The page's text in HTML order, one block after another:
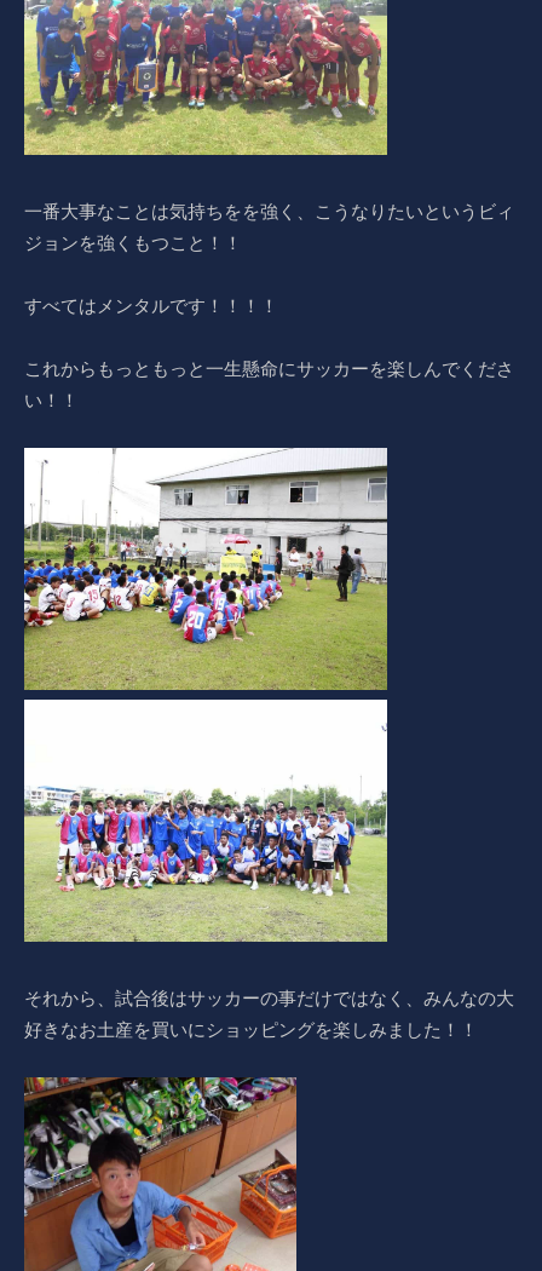
一番大事なことは気持ちをを強く、こうなりたいというビィ
ジョンを強くもつこと！！
すべてはメンタルです！！！！
これからもっともっと一生懸命にサッカーを楽しんでくださ
い！！
それから、試合後はサッカーの事だけではなく、みんなの大
好きなお土産を買いにショッピングを楽しみました！！